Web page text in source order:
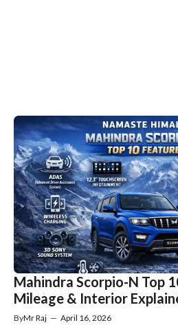
Mahindra Scorpio-N Top
Mileage & Interior
ByMr Raj — April 16, 2026